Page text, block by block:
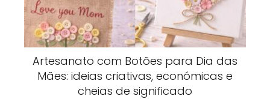
Artesanato com Botões para Dia das
Mães: ideias criativas, económicas e
cheias de significado